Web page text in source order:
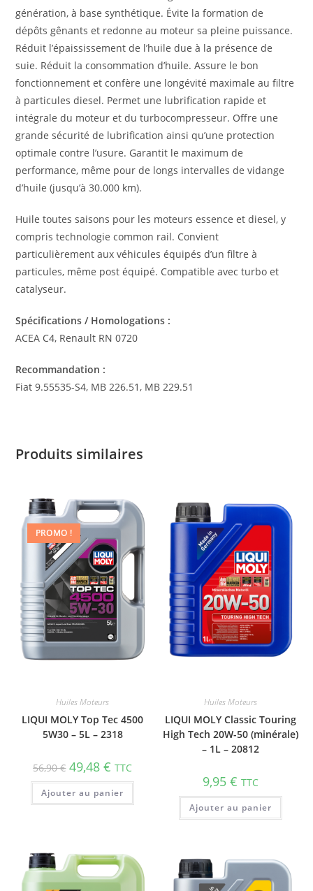
génération, à base synthétique. Évite la formation de
dépôts gênants et redonne au moteur sa pleine puissance.
Réduit l’épaississement de l’huile due à la présence de
suie. Réduit la consommation d’huile. Assure le bon
fonctionnement et confère une longévité maximale au filtre
à particules diesel. Permet une lubrification rapide et
intégrale du moteur et du turbocompresseur. Offre une
grande sécurité de lubrification ainsi qu’une protection
optimale contre l’usure. Garantit le maximum de
performance, même pour de longs intervalles de vidange
d’huile (jusqu’à 30.000 km).
Huile toutes saisons pour les moteurs essence et diesel, y
compris technologie common rail. Convient
particulièrement aux véhicules équipés d’un filtre à
particules, même post équipé. Compatible avec turbo et
catalyseur.
Spécifications / Homologations :
ACEA C4, Renault RN 0720
Recommandation :
Fiat 9.55535-S4, MB 226.51, MB 229.51
Produits similaires
PROMO !
Huiles Moteurs
LIQUI MOLY Top Tec 4500
5W30 – 5L – 2318
56,90€ 49,48€ TTC
Ajouter au panier
Huiles Moteurs
LIQUI MOLY Classic Touring
High Tech 20W-50 (minérale)
– 1L – 20812
9,95 € TTC
Ajouter au panier